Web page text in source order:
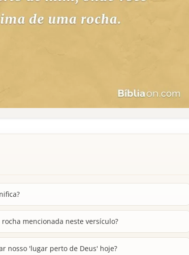
mencionada neste versículo?
nosso 'lugar perto de Deus' hoje?